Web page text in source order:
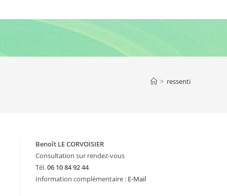
> ressenti
Benoît LE CORVOISIER
Consultation sur rendez-vous
Tél.06 10 84 92 44
Information complémentaire : E-Mail